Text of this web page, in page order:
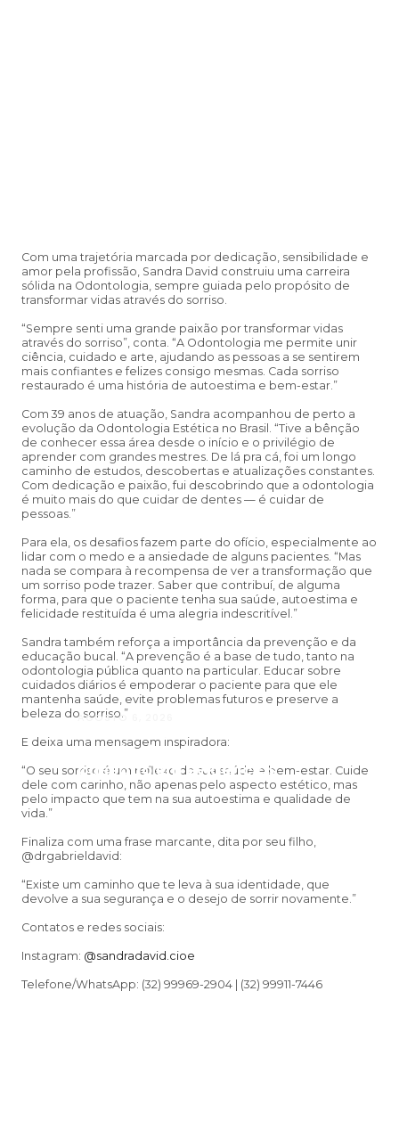
AGOSTO 6, 2026
Andressa da Silva Nascimento: oito
Psicologia e à Neuropsicologia com
baseado em evidências
Com uma trajetória marcada por dedicação, sensibilidade e
amor pela profissão, Sandra David construiu uma carreira
sólida na Odontologia, sempre guiada pelo propósito de
transformar vidas através do sorriso.
“Sempre senti uma grande paixão por transformar vidas
através do sorriso”, conta. “A Odontologia me permite unir
ciência, cuidado e arte, ajudando as pessoas a se sentirem
mais confiantes e felizes consigo mesmas. Cada sorriso
restaurado é uma história de autoestima e bem-estar.”
Com 39 anos de atuação, Sandra acompanhou de perto a
evolução da Odontologia Estética no Brasil. “Tive a bênção
de conhecer essa área desde o início e o privilégio de
aprender com grandes mestres. De lá pra cá, foi um longo
caminho de estudos, descobertas e atualizações constantes.
Com dedicação e paixão, fui descobrindo que a odontologia
é muito mais do que cuidar de dentes — é cuidar de
pessoas.”
Para ela, os desafios fazem parte do ofício, especialmente ao
lidar com o medo e a ansiedade de alguns pacientes. “Mas
nada se compara à recompensa de ver a transformação que
um sorriso pode trazer. Saber que contribuí, de alguma
forma, para que o paciente tenha sua saúde, autoestima e
felicidade restituída é uma alegria indescritível.”
Sandra também reforça a importância da prevenção e da
educação bucal. “A prevenção é a base de tudo, tanto na
odontologia pública quanto na particular. Educar sobre
cuidados diários é empoderar o paciente para que ele
mantenha saúde, evite problemas futuros e preserve a
beleza do sorriso.”
E deixa uma mensagem inspiradora:
“O seu sorriso é um reflexo da sua saúde e bem-estar. Cuide
dele com carinho, não apenas pelo aspecto estético, mas
pelo impacto que tem na sua autoestima e qualidade de
vida.”
Finaliza com uma frase marcante, dita por seu filho,
@drgabrieldavid:
“Existe um caminho que te leva à sua identidade, que
devolve a sua segurança e o desejo de sorrir novamente.”
Contatos e redes sociais:
Instagram: @sandradavid.cioe
Telefone/WhatsApp: (32) 99969-2904 | (32) 99911-7446